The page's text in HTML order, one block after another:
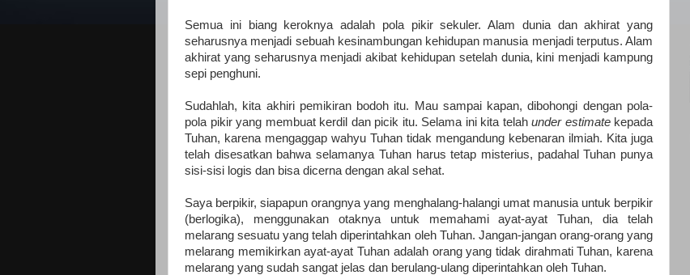
Semua ini biang keroknya adalah pola pikir sekuler. Alam dunia dan akhirat yang
seharusnya menjadi sebuah kesinambungan kehidupan manusia menjadi terputus. Alam
akhirat yang seharusnya menjadi akibat kehidupan setelah dunia, kini menjadi kampung
sepi penghuni.
Sudahlah, kita akhiri pemikiran bodoh itu. Mau sampai kapan, dibohongi dengan pola-
pola pikir yang membuat kerdil dan picik itu. Selama ini kita telah under estimatekepada
Tuhan, karena mengaggap wahyu Tuhan tidak mengandung kebenaran ilmiah. Kita juga
telah disesatkan bahwa selamanya Tuhan harus tetap misterius, padahal Tuhan punya
sisi-sisi logis dan bisa dicerna dengan akal sehat.
Saya berpikir, siapapun orangnya yang menghalang-halangi umat manusia untuk berpikir
(berlogika), menggunakan otaknya untuk memahami ayat-ayat Tuhan, dia telah
melarang sesuatu yang telah diperintahkan oleh Tuhan. Jangan-jangan orang-orang yang
melarang memikirkan ayat-ayat Tuhan adalah orang yang tidak dirahmati Tuhan, karena
melarang yang sudah sangat jelas dan berulang-ulang diperintahkan oleh Tuhan.